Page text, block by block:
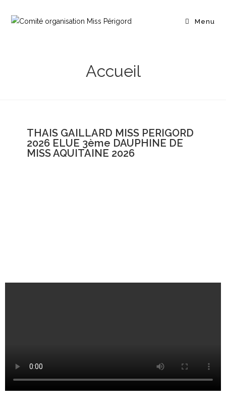
Menu
Accueil
THAIS GAILLARD MISS PERIGORD
2026 ELUE 3ème DAUPHINE DE
MISS AQUITAINE 2026